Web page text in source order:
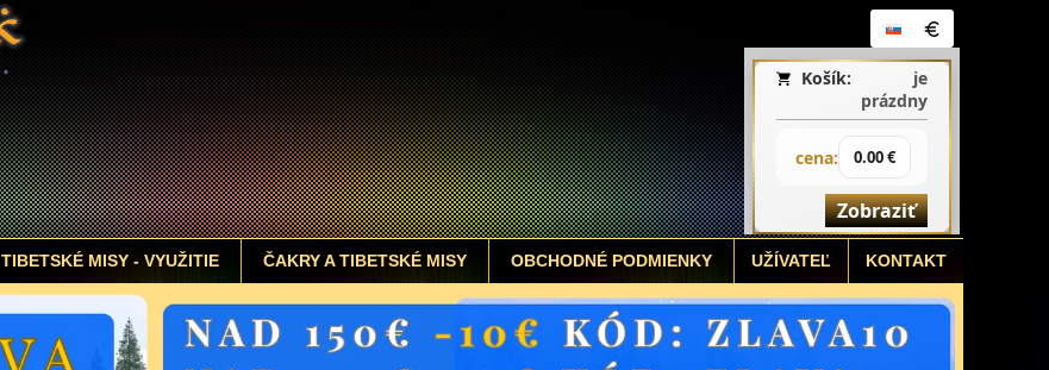
Košík:
je
prázdny
cena: 0.00 €
Zobraziť
TIBETSKÉ MISY - VYUŽITIE ČAKRY A TIBETSKÉ MISY OBCHODNÉ PODMIENKY UŽÍVATEĽ KONTAKT